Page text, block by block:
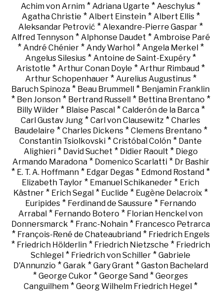
Achim von Arnim * Adriana Ugarte * Aeschylus *
Agatha Christie * Albert Einstein* Albert Ellis*
Aleksandar Petrović * Alexandre-Pierre Gaspar *
Alfred Tennyson* Alphonse Daudet * Ambroise Paré
* André Chénier* Andy Warhol * Angela Merkel *
Angelus Silesius * Antoine de Saint-Exupéry *
Aristotle * Arthur Conan Doyle * Arthur Rimbaud *
Arthur Schopenhauer* Aurelius Augustinus*
Baruch Spinoza * Beau Brummell * Benjamin Franklin
* Ben Jonson* Bertrand Russell * Bettina Brentano *
Billy Wilder* Blaise Pascal* Calderón de la Barca*
Carl Gustav Jung * Carl von Clausewitz * Charles
Baudelaire * Charles Dickens* Clemens Brentano *
Constantin Tsiolkovski * Cristóbal Colón * Dante
Alighieri* David Suchet * Didier Raoult * Diego
Armando Maradona* Domenico Scarlatti* Dr Bashir
* E. T. A. Hoffmann * Edgar Degas * Edmond Rostand *
Elizabeth Taylor * Emanuel Schikaneder * Erich
Kästner * Erich Segal * Euclide * Eugène Delacroix *
Euripides* Ferdinand de Saussure * Fernando
Arrabal * Fernando Botero * Florian Henckel von
Donnersmarck * Franc-Nohain* Francesco Petrarca
* François-René de Chateaubriand* Friedrich Engels
* Friedrich Hölderlin* Friedrich Nietzsche * Friedrich
Schlegel * Friedrich von Schiller * Gabriele
D'Annunzio * Garak * Gary Grant * Gaston Bachelard
* George Cukor * George Sand * Georges
Canguilhem * Georg Wilhelm Friedrich Hegel *